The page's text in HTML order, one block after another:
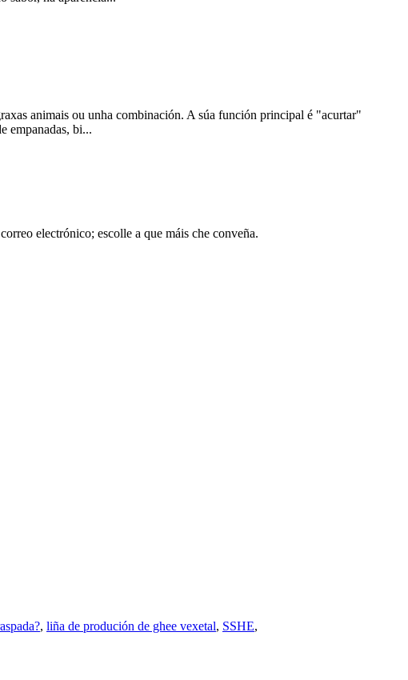
animais ou unha combinación. A súa función principal é "acurtar"
empanadas, bi...
electrónico; escolle a que máis che conveña.
, liña de produción de ghee vexetal, SSHE,